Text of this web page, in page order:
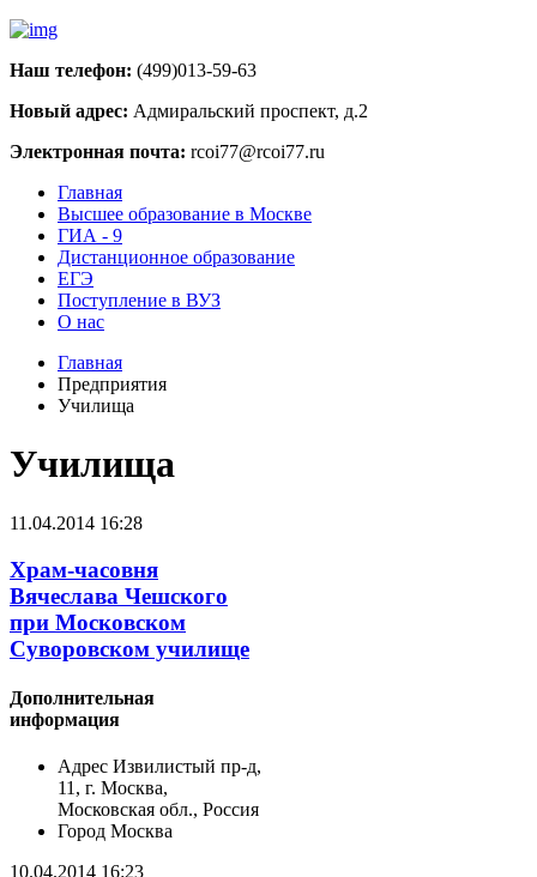
Наш телефон: (499)013-59-63
Новый адрес: Адмиральский проспект, д.2
Электронная почта: rcoi77@rcoi77.ru
Главная
Высшее образование в Москве
ГИА - 9
Дистанционное образование
ЕГЭ
Поступление в ВУЗ
О нас
Главная
Предприятия
Училища
Училища
11.04.2014 16:28
Храм-часовня
Вячеслава Чешского
при Московском
Суворовском училище
Дополнительная
информация
Адрес Извилистый пр-д,
11, г. Москва,
Московская обл., Россия
Город Москва
10.04.2014 16:23